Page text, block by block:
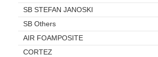
SB STEFAN JANOSKI
SB Others
AIR FOAMPOSITE
CORTEZ